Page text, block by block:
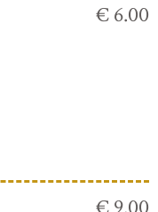
€ 6.00